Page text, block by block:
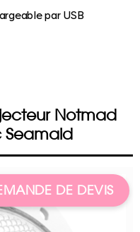
par USB
Notmad
Seamaid
DE DEVIS